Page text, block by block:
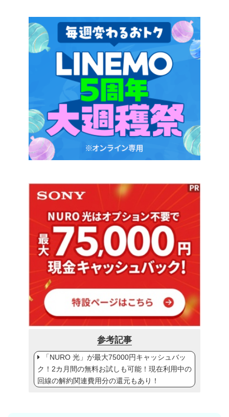
参考記事
「NURO 光」が最大75000円キャッシュバッ
ク！2カ月間の無料お試しも可能！現在利用中の
回線の解約関連費用分の還元もあり！